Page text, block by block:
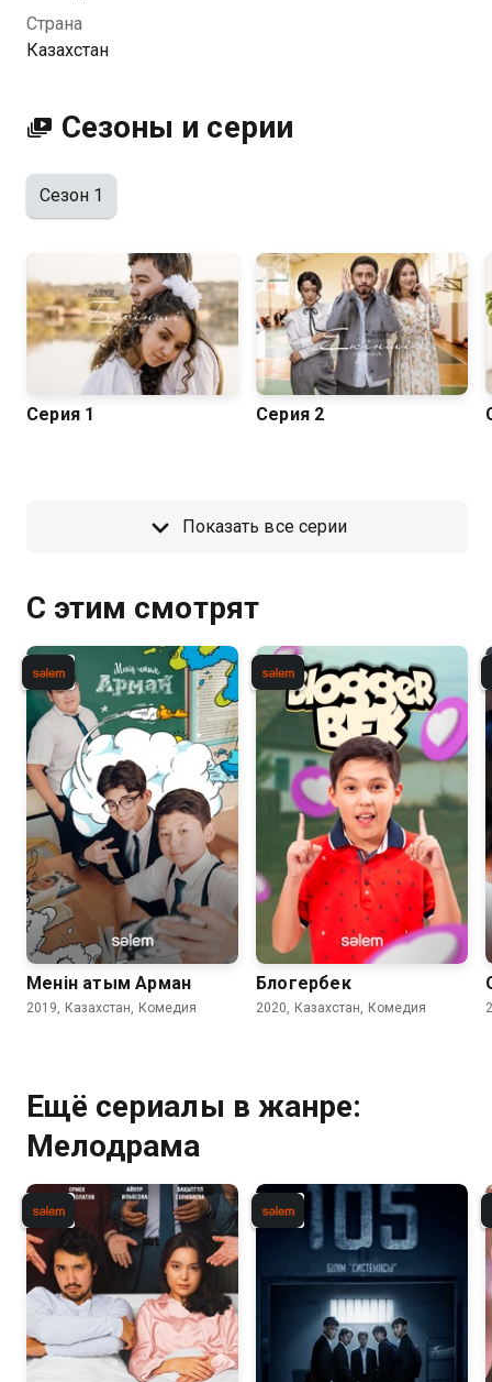
Страна
Казахстан
Сезоны и серии
Сезон 1
Серия 1 Серия 2
Показать все серии
С этим смотрят
Менiн атым Арман
2019, Казахстан, Комедия
Блогербек
2020, Казахстан, Комедия
Ещё сериалы в жанре:
Мелодрама